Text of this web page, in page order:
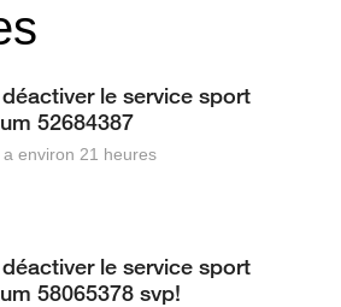
le service sport
52684387
a environ 21 heures
le service sport
58065378 svp!